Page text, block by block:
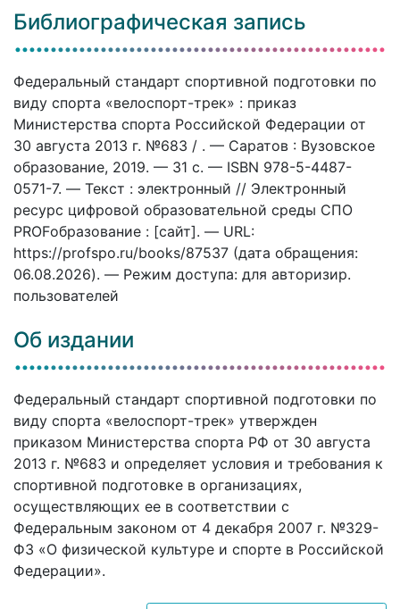
Библиографическая запись
Федеральный стандарт спортивной подготовки по
виду спорта «велоспорт-трек» : приказ
Министерства спорта Российской Федерации от
30 августа 2013 г. №683 / . — Саратов : Вузовское
образование, 2019. — 31 c. — ISBN 978-5-4487-
0571-7. — Текст : электронный // Электронный
ресурс цифровой образовательной среды СПО
PROFобразование : [сайт]. — URL:
https://profspo.ru/books/87537 (дата обращения:
06.08.2026). — Режим доступа: для авторизир.
пользователей
Об издании
Федеральный стандарт спортивной подготовки по
виду спорта «велоспорт-трек» утвержден
приказом Министерства спорта РФ от 30 августа
2013 г. №683 и определяет условия и требования к
спортивной подготовке в организациях,
осуществляющих ее в соответствии с
Федеральным законом от 4 декабря 2007 г. №329-
ФЗ «О физической культуре и спорте в Российской
Федерации».